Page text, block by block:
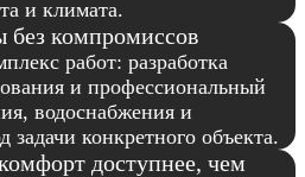
и климата.
компромиссов
работ: разработка
и профессиональный
водоснабжения и
конкретного объекта.
доступнее, чем